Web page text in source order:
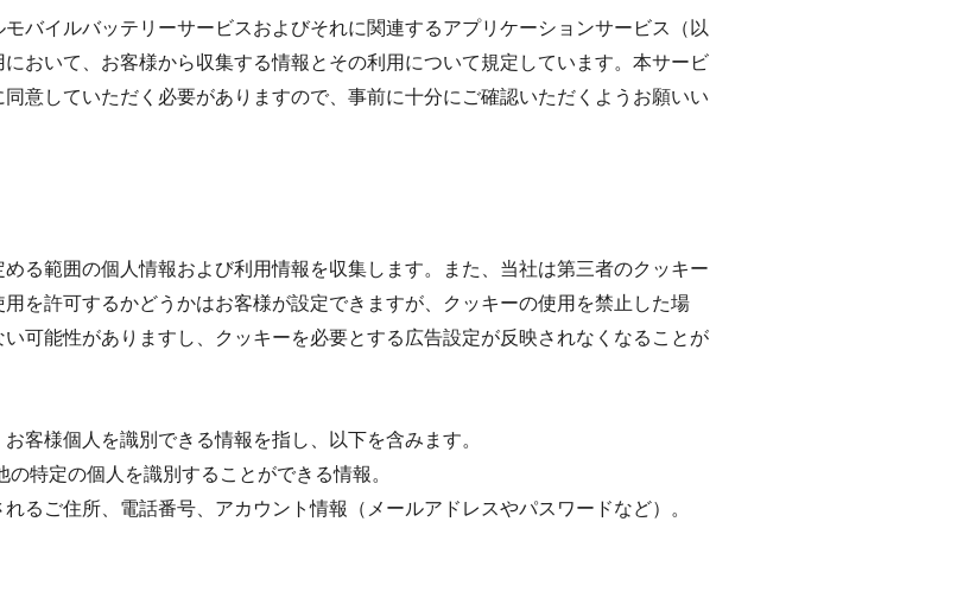
バイルバッテリーサービスおよびそれに関連するアプリケーションサービス（以
おいて、お客様から収集する情報とその利用について規定しています。本サービ
意していただく必要がありますので、事前に十分にご確認いただくようお願いい
る範囲の個人情報および利用情報を収集します。また、当社は第三者のクッキー
を許可するかどうかはお客様が設定できますが、クッキーの使用を禁止した場
可能性がありますし、クッキーを必要とする広告設定が反映されなくなることが
客様個人を識別できる情報を指し、以下を含みます。
特定の個人を識別することができる情報。
るご住所、電話番号、アカウント情報（メールアドレスやパスワードなど）。